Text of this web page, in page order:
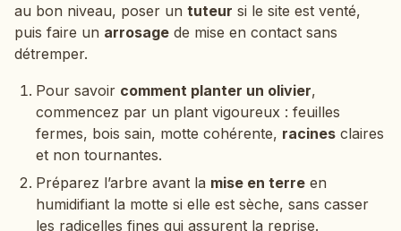
au bon niveau, poser un tuteur si le site est venté,
puis faire un arrosage de mise en contact sans
détremper.
Pour savoir comment planter un olivier,
commencez par un plant vigoureux : feuilles
fermes, bois sain, motte cohérente, racines claires
et non tournantes.
Préparez l’arbre avant la mise en terre en
humidifiant la motte si elle est sèche, sans casser
les radicelles fines qui assurent la reprise.